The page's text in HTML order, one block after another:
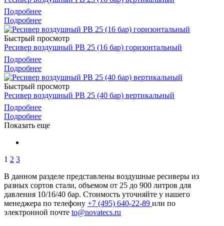
Подробнее
Подробнее
Быстрый просмотр
Ресивер воздушный РВ 25 (16 бар) горизонтальный
Подробнее
Подробнее
Быстрый просмотр
Ресивер воздушный РВ 25 (40 бар) вертикальный
Подробнее
Подробнее
Показать еще
1 2 3
В данном разделе представлены воздушные ресиверы из
разных сортов стали, объемом от 25 до 900 литров для
давления 10/16/40 бар. Стоимость уточняйте у нашего
менеджера по телефону +7 (495) 640-22-89 или по
электронной почте to@novatecs.ru